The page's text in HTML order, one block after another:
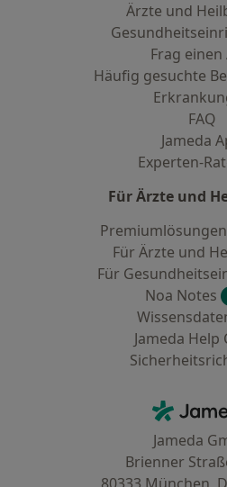
Ärzte und
Frag einen
Häufig gesuchte
FAQ
Jameda
Experten-
Für Ärzte und
Für Ärzte und
Für
Noa Notes
Jameda Help
Jameda
Brienner